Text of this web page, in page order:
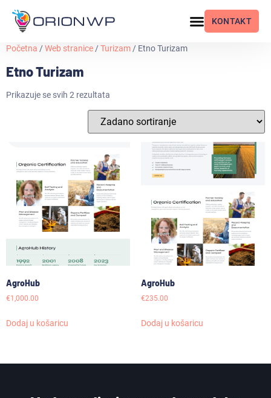
KONTAKT
Početna /Web stranice /Turizam / Etno Turizam
Etno Turizam
Prikazuje se svih 2 rezultata
AgroHub
€1,000.00
Dodaj u košaricu
AgroHub
€235.00
Dodaj u košaricu